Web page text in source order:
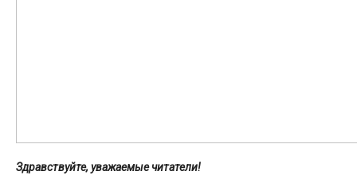
Здравствуйте, уважаемые читатели!